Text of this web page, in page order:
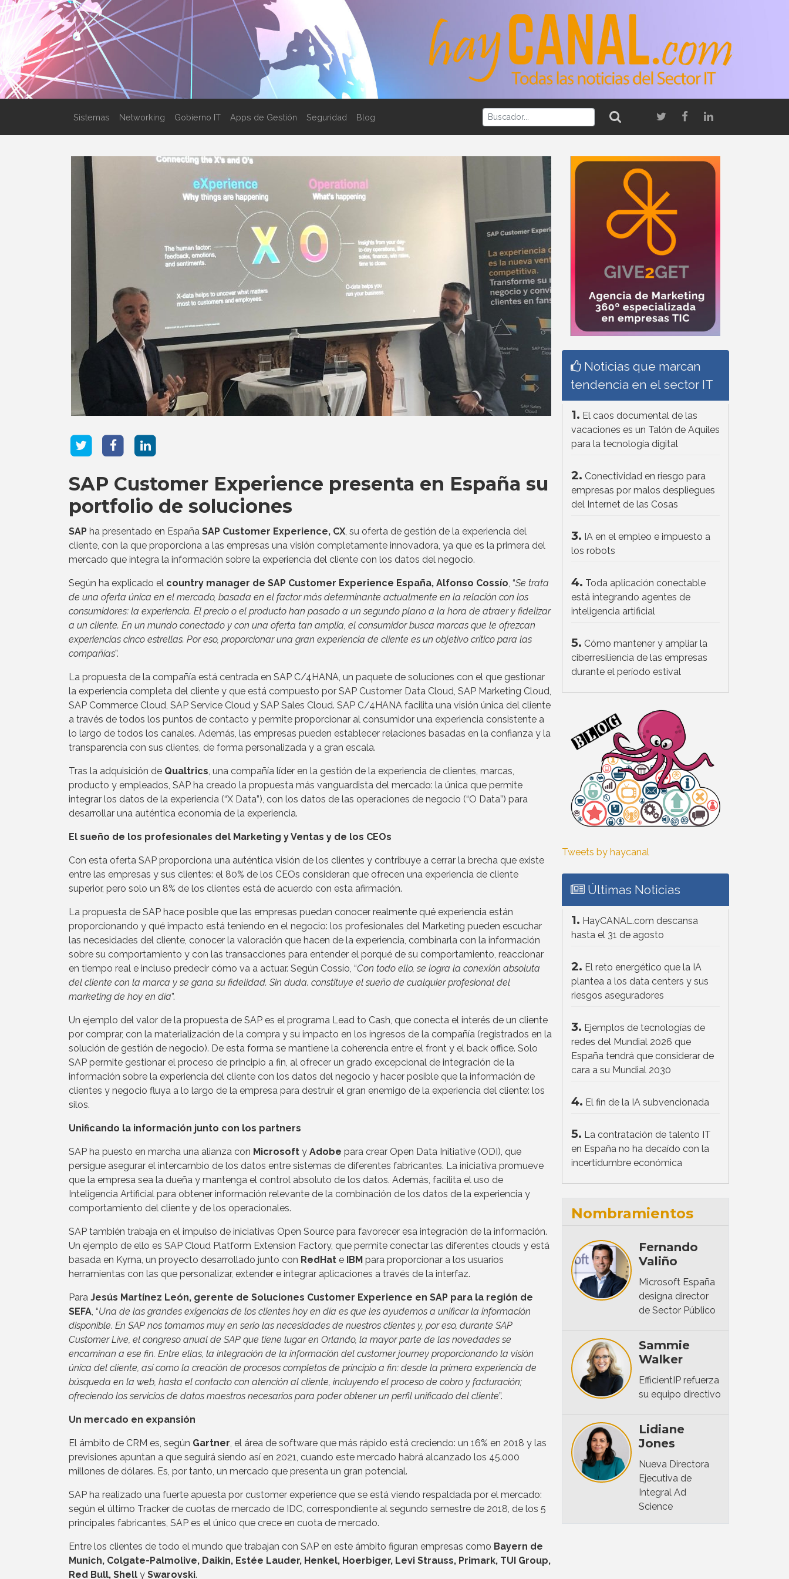
Sistemas Networking Gobierno IT Apps de Gestión Seguridad Blog
SAP Customer Experience presenta en España su
portfolio de soluciones
SAP ha presentado en España SAP Customer Experience, CX , su oferta de gestión de la experiencia del
cliente, con la que proporciona a las empresas una visión completamente innovadora, ya que es la primera del
mercado que integra la información sobre la experiencia del cliente con los datos del negocio.
Según ha explicado el country manager de SAP Customer Experience España, Alfonso Cossío , “Se trata
de una oferta única en el mercado, basada en el factor más determinante actualmente en la relación con los
consumidores: la experiencia. El precio o el producto han pasado a un segundo plano a la hora de atraer y fidelizar
a un cliente. En un mundo conectado y con una oferta tan amplia, el consumidor busca marcas que le ofrezcan
experiencias cinco estrellas. Por eso, proporcionar una gran experiencia de cliente es un objetivo crítico para las
compañías”.
La propuesta de la compañía está centrada en SAP C/4HANA, un paquete de soluciones con el que gestionar
la experiencia completa del cliente y que está compuesto por SAP Customer Data Cloud, SAP Marketing Cloud,
SAP Commerce Cloud, SAP Service Cloud y SAP Sales Cloud. SAP C/4HANA facilita una visión única del cliente
a través de todos los puntos de contacto y permite proporcionar al consumidor una experiencia consistente a
lo largo de todos los canales. Además, las empresas pueden establecer relaciones basadas en la confianza y la
transparencia con sus clientes, de forma personalizada y a gran escala.
Tras la adquisición de Qualtrics , una compañía líder en la gestión de la experiencia de clientes, marcas,
producto y empleados, SAP ha creado la propuesta más vanguardista del mercado: la única que permite
integrar los datos de la experiencia (“X Data”), con los datos de las operaciones de negocio (“O Data”) para
desarrollar una auténtica economía de la experiencia.
El sueño de los profesionales del Marketing y Ventas y de los CEOs
Con esta oferta SAP proporciona una auténtica visión de los clientes y contribuye a cerrar la brecha que existe
entre las empresas y sus clientes: el 80% de los CEOs consideran que ofrecen una experiencia de cliente
superior, pero solo un 8% de los clientes está de acuerdo con esta afirmación.
La propuesta de SAP hace posible que las empresas puedan conocer realmente qué experiencia están
proporcionando y qué impacto está teniendo en el negocio: los profesionales del Marketing pueden escuchar
las necesidades del cliente, conocer la valoración que hacen de la experiencia, combinarla con la información
sobre su comportamiento y con las transacciones para entender el porqué de su comportamiento, reaccionar
en tiempo real e incluso predecir cómo va a actuar. Según Cossío, “Con todo ello, se logra la conexión absoluta
del cliente con la marca y se gana su fidelidad. Sin duda. constituye el sueño de cualquier profesional del
marketing de hoy en día”.
Un ejemplo del valor de la propuesta de SAP es el programa Lead to Cash, que conecta el interés de un cliente
por comprar, con la materialización de la compra y su impacto en los ingresos de la compañía (registrados en la
solución de gestión de negocio). De esta forma se mantiene la coherencia entre el front y el back office. Solo
SAP permite gestionar el proceso de principio a fin, al ofrecer un grado excepcional de integración de la
información sobre la experiencia del cliente con los datos del negocio y hacer posible que la información de
clientes y negocio fluya a lo largo de la empresa para destruir el gran enemigo de la experiencia del cliente: los
silos.
Unificando la información junto con los partners
SAP ha puesto en marcha una alianza con Microsoft y Adobe para crear Open Data Initiative (ODI), que
persigue asegurar el intercambio de los datos entre sistemas de diferentes fabricantes. La iniciativa promueve
que la empresa sea la dueña y mantenga el control absoluto de los datos. Además, facilita el uso de
Inteligencia Artificial para obtener información relevante de la combinación de los datos de la experiencia y
comportamiento del cliente y de los operacionales.
SAP también trabaja en el impulso de iniciativas Open Source para favorecer esa integración de la información.
Un ejemplo de ello es SAP Cloud Platform Extension Factory, que permite conectar las diferentes clouds y está
basada en Kyma, un proyecto desarrollado junto con RedHat e IBM para proporcionar a los usuarios
herramientas con las que personalizar, extender e integrar aplicaciones a través de la interfaz.
Para Jesús Martínez León, gerente de Soluciones Customer Experience en SAP para la región de
SEFA , “Una de las grandes exigencias de los clientes hoy en día es que les ayudemos a unificar la información
disponible. En SAP nos tomamos muy en serio las necesidades de nuestros clientes y, por eso, durante SAP
Customer Live, el congreso anual de SAP que tiene lugar en Orlando, la mayor parte de las novedades se
encaminan a ese fin. Entre ellas, la integración de la información del customer journey proporcionando la visión
única del cliente, así como la creación de procesos completos de principio a fin: desde la primera experiencia de
búsqueda en la web, hasta el contacto con atención al cliente, incluyendo el proceso de cobro y facturación;
ofreciendo los servicios de datos maestros necesarios para poder obtener un perfil unificado del cliente”.
Un mercado en expansión
El ámbito de CRM es, según Gartner , el área de software que más rápido está creciendo: un 16% en 2018 y las
previsiones apuntan a que seguirá siendo así en 2021, cuando este mercado habrá alcanzado los 45.000
millones de dólares. Es, por tanto, un mercado que presenta un gran potencial.
SAP ha realizado una fuerte apuesta por customer experience que se está viendo respaldada por el mercado:
según el último Tracker de cuotas de mercado de IDC, correspondiente al segundo semestre de 2018, de los 5
principales fabricantes, SAP es el único que crece en cuota de mercado.
Entre los clientes de todo el mundo que trabajan con SAP en este ámbito figuran empresas como Bayern de
Munich, Colgate-Palmolive, Daikin, Estée Lauder, Henkel, Hoerbiger, Levi Strauss, Primark, TUI Group,
Red Bull, Shell y Swarovski.
Noticias que marcan
tendencia en el sector IT
1. El caos documental de las
vacaciones es un Talón de Aquiles
para la tecnología digital
2. Conectividad en riesgo para
empresas por malos despliegues
del Internet de las Cosas
3. IA en el empleo e impuesto a
los robots
4. Toda aplicación conectable
está integrando agentes de
inteligencia artificial
5. Cómo mantener y ampliar la
ciberresiliencia de las empresas
durante el período estival
Tweets by haycanal
Últimas Noticias
1. HayCANAL.com descansa
hasta el 31 de agosto
2. El reto energético que la IA
plantea a los data centers y sus
riesgos aseguradores
3. Ejemplos de tecnologías de
redes del Mundial 2026 que
España tendrá que considerar de
cara a su Mundial 2030
4. El fin de la IA subvencionada
5. La contratación de talento IT
en España no ha decaído con la
incertidumbre económica
Nombramientos
Fernando
Valiño
Microsoft España
designa director
de Sector Público
Sammie
Walker
EfficientIP refuerza
su equipo directivo
Lidiane
Jones
Nueva Directora
Ejecutiva de
Integral Ad
Science